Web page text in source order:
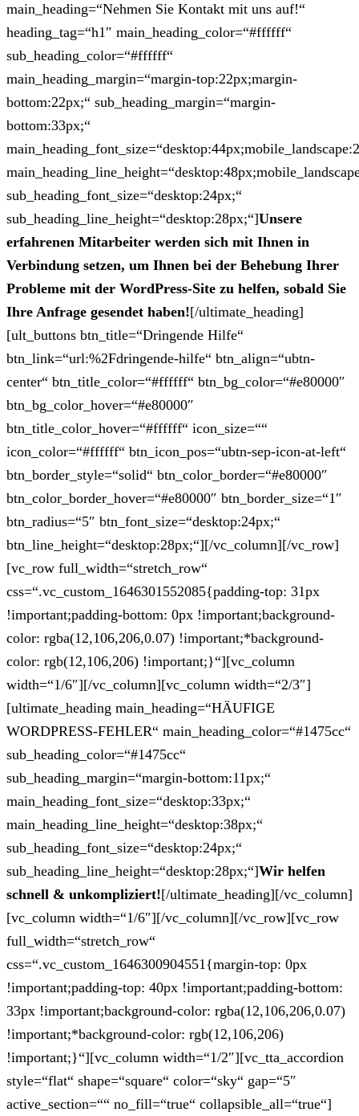
main_heading=“Nehmen Sie Kontakt mit uns auf!“
heading_tag=“h1″ main_heading_color=“#ffffff“
sub_heading_color=“#ffffff“
main_heading_margin=“margin-top:22px;margin-
bottom:22px;“ sub_heading_margin=“margin-
bottom:33px;“
sub_heading_font_size=“desktop:24px;“
sub_heading_line_height=“desktop:28px;“]Unsere
erfahrenen Mitarbeiter werden sich mit Ihnen in
Verbindung setzen, um Ihnen bei der Behebung Ihrer
Probleme mit der WordPress-Site zu helfen, sobald Sie
Ihre Anfrage gesendet haben![/ultimate_heading]
[ult_buttons btn_title=“Dringende Hilfe“
btn_link=“url:%2Fdringende-hilfe“ btn_align=“ubtn-
center“ btn_title_color=“#ffffff“ btn_bg_color=“#e80000″
btn_bg_color_hover=“#e80000″
btn_title_color_hover=“#ffffff“ icon_size=““
icon_color=“#ffffff“ btn_icon_pos=“ubtn-sep-icon-at-left“
btn_border_style=“solid“ btn_color_border=“#e80000″
btn_color_border_hover=“#e80000″ btn_border_size=“1″
btn_radius=“5″ btn_font_size=“desktop:24px;“
btn_line_height=“desktop:28px;“][/vc_column][/vc_row]
[vc_row full_width=“stretch_row“
css=“.vc_custom_1646301552085{padding-top: 31px
!important;padding-bottom: 0px !important;background-
color: rgba(12,106,206,0.07) !important;*background-
color: rgb(12,106,206) !important;}“][vc_column
width=“1/6″][/vc_column][vc_column width=“2/3″]
[ultimate_heading main_heading=“HÄUFIGE
WORDPRESS-FEHLER“ main_heading_color=“#1475cc“
sub_heading_color=“#1475cc“
sub_heading_margin=“margin-bottom:11px;“
main_heading_font_size=“desktop:33px;“
main_heading_line_height=“desktop:38px;“
sub_heading_font_size=“desktop:24px;“
sub_heading_line_height=“desktop:28px;“]Wir helfen
schnell & unkompliziert![/ultimate_heading][/vc_column]
[vc_column width=“1/6″][/vc_column][/vc_row][vc_row
full_width=“stretch_row“
css=“.vc_custom_1646300904551{margin-top: 0px
!important;padding-top: 40px !important;padding-bottom:
33px !important;background-color: rgba(12,106,206,0.07)
!important;*background-color: rgb(12,106,206)
!important;}“][vc_column width=“1/2″][vc_tta_accordion
style=“flat“ shape=“square“ color=“sky“ gap=“5″
active_section=““ no_fill=“true“ collapsible_all=“true“]